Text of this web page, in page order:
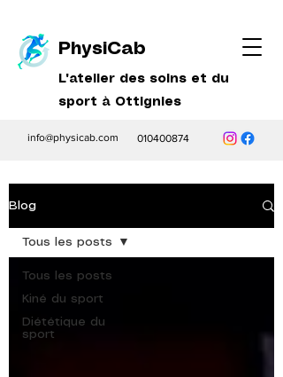
PhysiCab
L'atelier des soins et du
sport à Ottignies
info@physicab.com 010400874
Blog
Tous les posts
Kiné du sport
Diététique du
sport
Tous les posts